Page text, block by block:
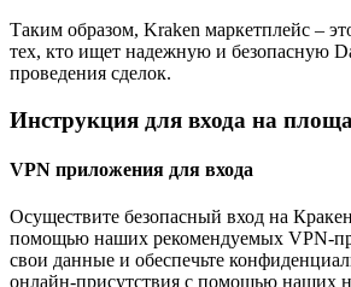
Таким образом, Kraken маркетплейс –
тех, кто ищет надежную и безопасную
проведения сделок.
Инструкция для входа на
VPN приложения для входа
Осуществите безопасный вход на
помощью наших рекомендуемых VPN-
свои данные и обеспечьте
онлайн-присутствия с помощью наших